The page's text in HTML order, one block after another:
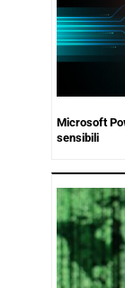
Microsoft
sensibili